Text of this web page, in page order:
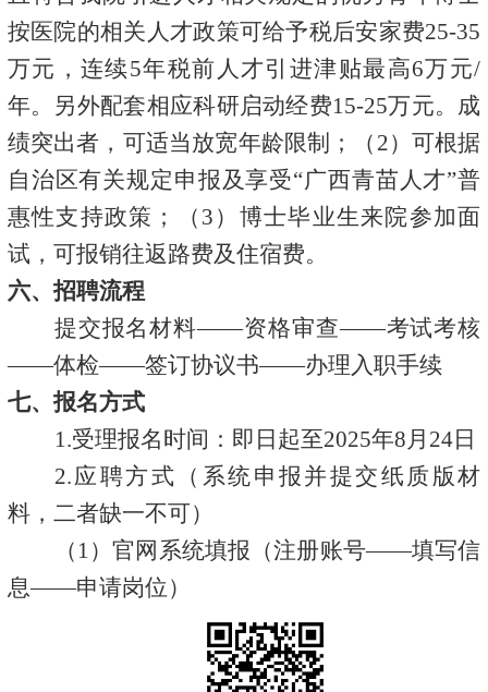
按医院的相关人才政策可给予税后安家费25-35
万元，连续5年税前人才引进津贴最高6万元/
年。另外配套相应科研启动经费15-25万元。成
绩突出者，可适当放宽年龄限制；（2）可根据
自治区有关规定申报及享受“广西青苗人才”普
惠性支持政策；（3）博士毕业生来院参加面
试，可报销往返路费及住宿费。
六、招聘流程
提交报名材料——资格审查——考试考核
——体检——签订协议书——办理入职手续
七、报名方式
1.受理报名时间：即日起至2025年8月24日
2.应聘方式（系统申报并提交纸质版材
料，二者缺一不可）
（ 1）官网系统填报（注册账号——填写信
息——申请岗位）